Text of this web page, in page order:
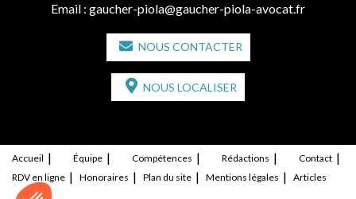
Email : gaucher-piola@gaucher-piola-avocat.fr
NOUS CONTACTER
NOUS LOCALISER
Accueil Équipe Compétences Rédactions
Contact
RDV en ligne
Honoraires Plan du site Mentions légales Articles